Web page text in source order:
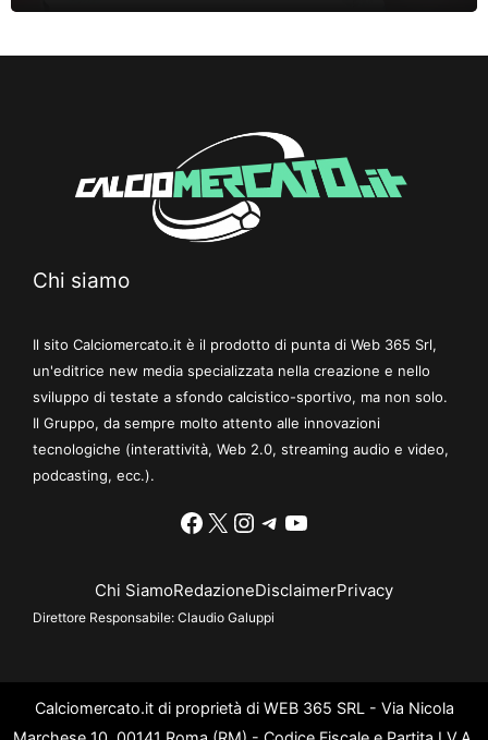
Chi siamo
Il sito Calciomercato.it è il prodotto di punta di Web 365 Srl,
un'editrice new media specializzata nella creazione e nello
sviluppo di testate a sfondo calcistico-sportivo, ma non solo.
Il Gruppo, da sempre molto attento alle innovazioni
tecnologiche (interattività, Web 2.0, streaming audio e video,
podcasting, ecc.).
Facebook
X Instagram
Telegram
YouTube
Chi SiamoRedazioneDisclaimerPrivacy
Direttore Responsabile: Claudio Galuppi
Calciomercato.it di proprietà di WEB 365 SRL - Via Nicola